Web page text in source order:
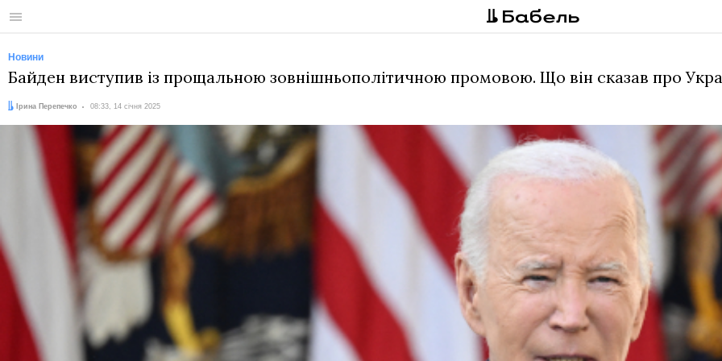
Меню
Новини
Байден виступив із прощальною зовнішньополітичною промовою. Що він сказав про
Автор:
Ірина Перепечко
Дата: 08:33, 14 січня 2025